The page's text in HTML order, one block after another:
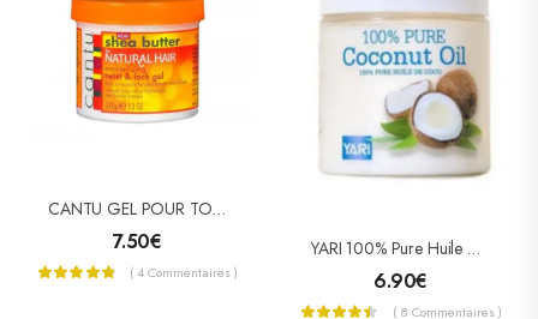
CANTU GEL POUR TORSADES ET LOCKS KARITE (TWIST & LOCK)
7.50€
( 4 Commentaires )
YARI 100% Pure Huile De Coco 500ml « Pot »
6.90€
( 8 Commentaires )